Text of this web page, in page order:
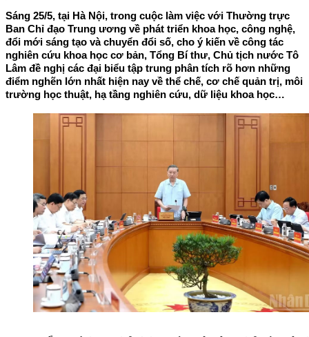
Sáng 25/5, tại Hà Nội, trong cuộc làm việc với Thường trực
Ban Chỉ đạo Trung ương về phát triển khoa học, công nghệ,
đổi mới sáng tạo và chuyển đổi số, cho ý kiến về công tác
nghiên cứu khoa học cơ bản, Tổng Bí thư, Chủ tịch nước Tô
Lâm đề nghị các đại biểu tập trung phân tích rõ hơn những
điểm nghẽn lớn nhất hiện nay về thể chế, cơ chế quản trị, môi
trường học thuật, hạ tầng nghiên cứu, dữ liệu khoa học…